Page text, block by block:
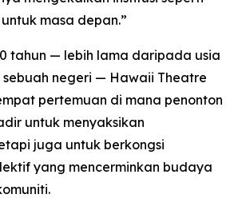
masa depan.”
tahun — lebih lama daripada usia
negeri — Hawaii Theatre
pertemuan di mana penonton
untuk menyaksikan
juga untuk berkongsi
yang mencerminkan budaya